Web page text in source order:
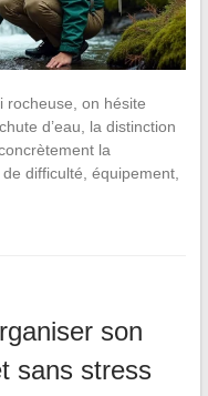
rocheuse, on hésite
d’eau, la distinction
la
difficulté, équipement,
son
sans stress